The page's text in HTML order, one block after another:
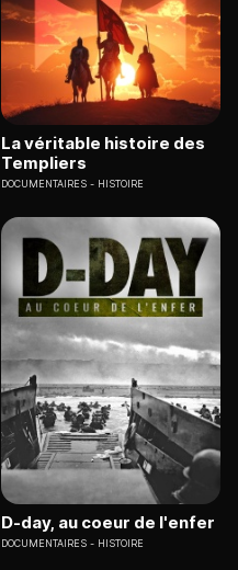
La véritable histoire des
Templiers
DOCUMENTAIRES HISTOIRE
D-day, au coeur de l'enfer
DOCUMENTAIRES HISTOIRE